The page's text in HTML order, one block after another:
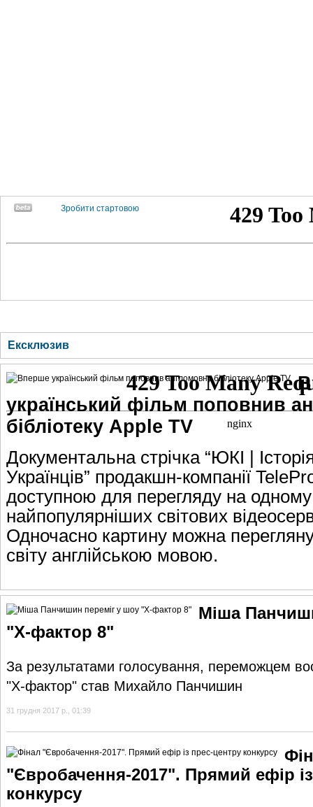
Зробити стартовою
Ексклюзив
український фільм поповнив
бібліотеку Apple TV
Документальна стрічка “ЮКІ |
Українців” продакшн-компанії
доступною для перегляду на одному
найпопулярніших світових
Одночасно картину можна
світу англійською мовою.
Міша
"Х-фактор 8"
За результатами голосування, переможцем
"Х-фактор" став Михайло Панчишин
31 грудня 2017 р., 01:39
"Євробачення-2017". Прямий ефір
конкурсу